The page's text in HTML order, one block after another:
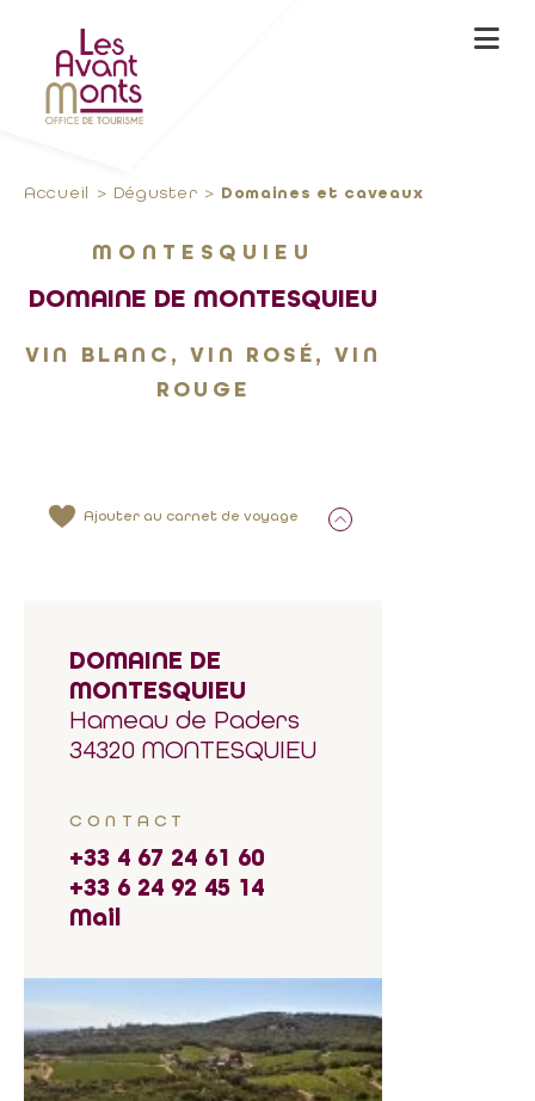
Accueil Déguster Domaines et caveaux
MONTESQUIEU
DOMAINE DE MONTESQUIEU
VIN BLANC, VIN ROSÉ, VIN
ROUGE
Ajouter au carnet de voyage
DOMAINE DE
MONTESQUIEU
Hameau de Paders
34320 MONTESQUIEU
CONTACT
+33 4 67 24 61 60
+33 6 24 92 45 14
Mail